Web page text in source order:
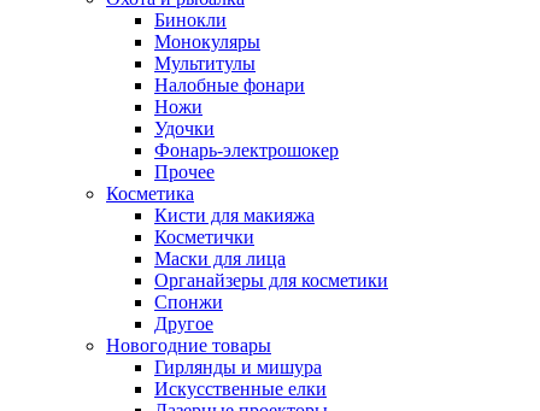
Бинокли
Монокуляры
Мультитулы
Налобные фонари
Ножи
Удочки
Фонарь-электрошокер
Прочее
Косметика
Кисти для макияжа
Косметички
Маски для лица
Органайзеры для косметики
Спонжи
Другое
Новогодние товары
Гирлянды и мишура
Искусственные елки